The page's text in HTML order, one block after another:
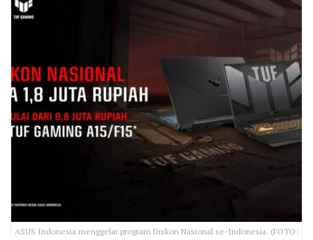
ASUS Indonesia menggelar program Diskon Nasional se-Indonesia. (FOTO: